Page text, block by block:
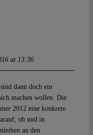
at 13:36
dann doch ein
machen wollen. Die
2012 eine konkrete
ob und in
an den